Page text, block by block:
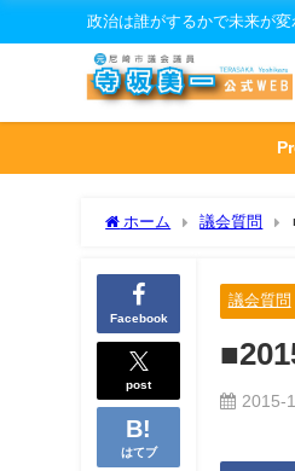
政治は誰がするかで未来が変
ホーム 議会質問
Facebook
post
はてブ
議会質問
2015-